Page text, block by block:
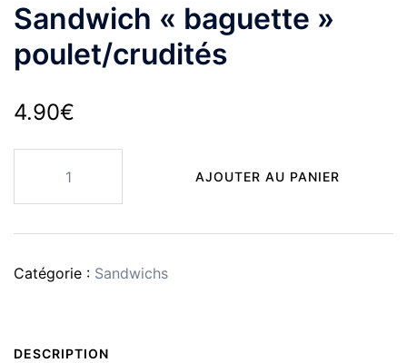
Sandwich « baguette »
poulet/crudités
4.90€
Sandwich
"baguette"
AJOUTER AU PANIER
Catégorie : Sandwichs
DESCRIPTION